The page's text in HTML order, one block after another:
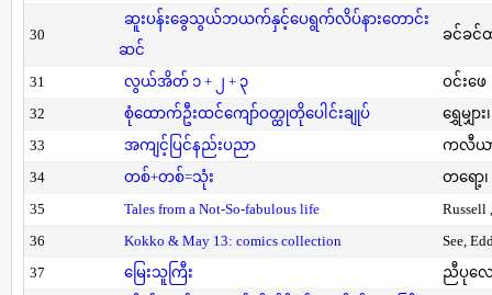
30
ဆူးပန်းခွေသွယ်ဘယက်နှင့်ပေရွက်လိပ်နားတောင်း
ဆင်
ခင်ခင်
31 လွယ်အိတ် ၁ + ၂ + ၃
ဝင်းဖေ
32
စုံထောက်ဦးထင်ကျော်ဝတ္ထုတိုပေါင်းချုပ်
ရွှေမျှား
33
အကျင့်ပြင်နည်းပညာ
ကလီယာ
34
တစ်+တစ်=သုံး
တရော့၊
35
Tales from a Not-So-fabulous life
Russell
36
Kokko & May 13: comics collection
See,
37
မြေးသူကြီး ညီပုလေ